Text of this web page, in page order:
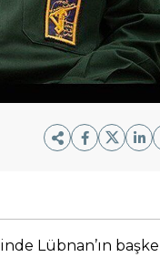
Lübnan’ın